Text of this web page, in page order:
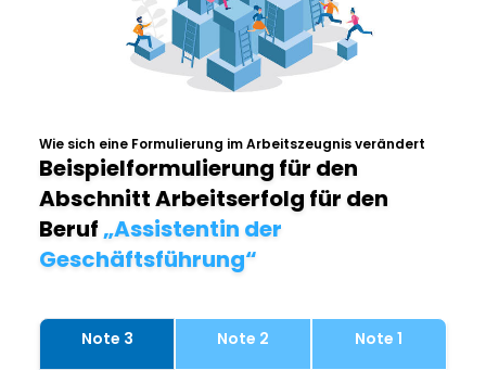
Wie sich eine Formulierung im Arbeitszeugnis verändert
Beispielformulierung für den
Abschnitt Arbeitserfolg für den
Beruf„Assistentin der
Geschäftsführung“
Note 3 Note 2 Note 1